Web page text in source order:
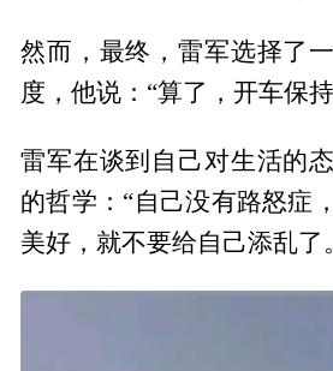
然而，最终，雷军选择了
度，他说：“算了，开车保
雷军在谈到自己对生活的
的哲学：“自己没有路怒症
美好，就不要给自己添乱了